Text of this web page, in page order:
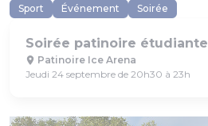
Sport Événement Soirée
Soirée patinoire étudiante
Patinoire Ice Arena
Jeudi 24 septembre de 20h30 à 23h